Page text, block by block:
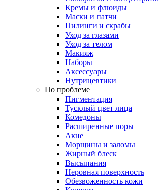
Кремы и флюиды
Маски и патчи
Пилинги и скрабы
Уход за глазами
Уход за телом
Макияж
Наборы
Аксессуары
Нутрицевтики
По проблеме
Пигментация
Тусклый цвет лица
Комедоны
Расширенные поры
Акне
Морщины и заломы
Жирный блеск
Высыпания
Неровная поверхность
Обезвоженность кожи